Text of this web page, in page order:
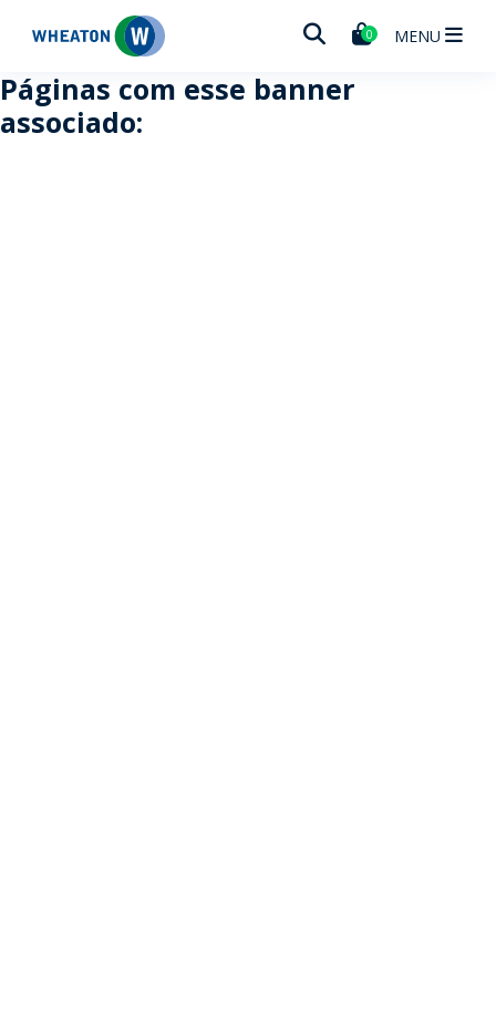
Wheaton 0 MENU
Páginas com esse banner
associado: